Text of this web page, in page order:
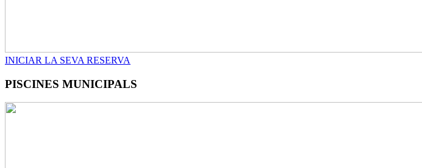
INICIAR LA SEVA RESERVA
PISCINES MUNICIPALS